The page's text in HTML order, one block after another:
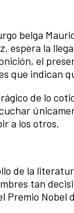
belga
espera la
el
que indican
de lo
a los otros.
de la
tan
Premio Nobel